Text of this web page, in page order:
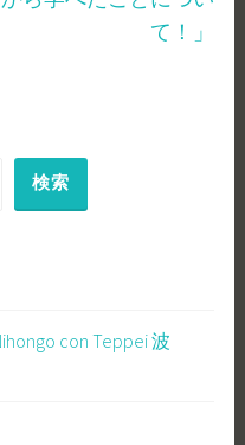
て！」
検索
con Teppei 波